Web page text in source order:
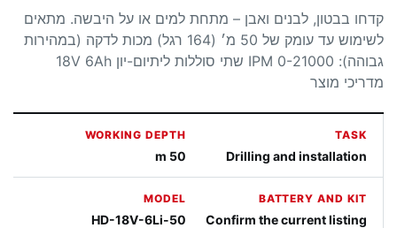
קדחו בבטון, לבנים ואבן – מתחת למים או על היבשה. מתאים
לשימוש עד עומק של 50 מ׳ (164 רגל) מכות לדקה (במהירות
גבוהה): 0-21000 IPM שתי סוללות ליתיום-יון 18V 6Ah
מדריכי מוצר
TASK
Drilling and installation
WORKING DEPTH
50 m
BATTERY AND KIT
Confirm the current listing
MODEL
HD-18V-6Li-50